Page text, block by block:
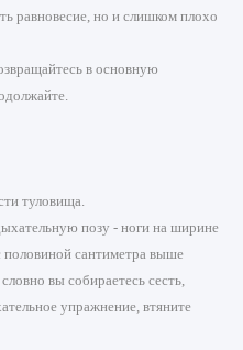
равновесие, но и слишком плохо
в основную
туловища.
позу - ноги на ширине
половиной сантиметра выше
вы собираетесь сесть,
упражнение, втяните